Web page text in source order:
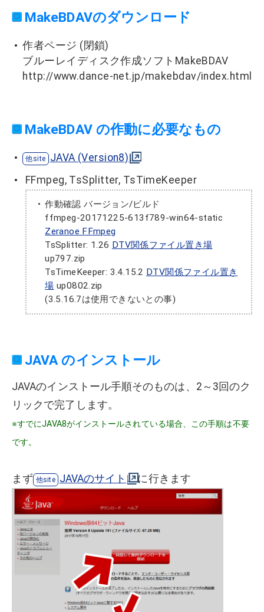
MakeBDAVのダウンロード
作者ページ (閉鎖)
ブルーレイディスク作成ソフトMakeBDAV
http://www.dance-net.jp/makebdav/index.html
MakeBDAV の作動に必要なもの
JAVA (Version8)
FFmpeg, TsSplitter, TsTimeKeeper
作動確認 バージョン/ビルド
ffmpeg-20171225-613f789-win64-static
Zeranoe FFmpeg
TsSplitter: 1.26 DTV関係ファイル置き場
up797.zip
TsTimeKeeper: 3.4.15.2 DTV関係ファイル置き
場 up0802.zip
(3.5.16.7は使用できないとの事)
JAVA のインストール
JAVAのインストール手順そのものは、2～3回のク
リックで完了します。
※すでにJAVA8がインストールされている場合、この手順は不要
です。
まず JAVAのサイト に行きます